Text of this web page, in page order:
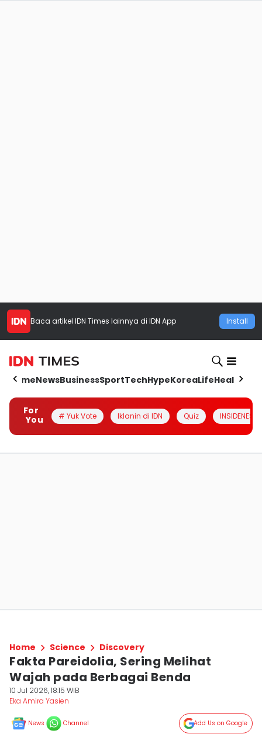
Baca artikel IDN Times lainnya di IDN App Install
HomeNewsBusinessSportTechHypeKoreaLifeHealth
For
You
# Yuk Vote Iklanin di IDN Quiz INSIDENESIA
Home Science Discovery
Fakta Pareidolia, Sering Melihat
Wajah pada Berbagai Benda
10 Jul 2026, 18:15 WIB
Eka Amira Yasien
News Channel Add Us on Google